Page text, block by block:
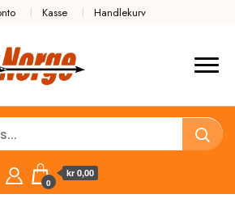
Kasse Handlekurv
0
kr 0,00